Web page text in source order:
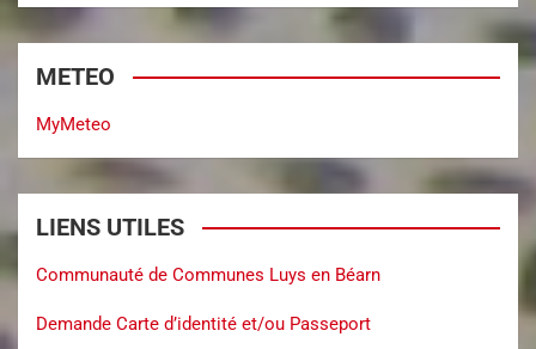
METEO
MyMeteo
LIENS UTILES
Communauté de Communes Luys en Béarn
Demande Carte d’identité et/ou Passeport